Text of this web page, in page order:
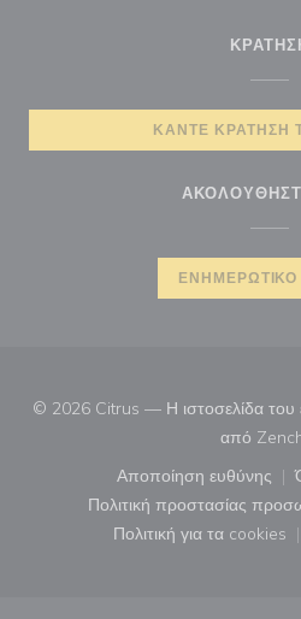
ΚΆΝΤΕ ΚΡΆΤΗΣΗ
ΕΝΗΜΕΡΩΤΙΚΌ
© 2026 Citrus — Η ιστοσελίδα του
από
Αποποίηση ευθύνης
((ανοίγει
Πολιτική προστασίας
Πολιτική για τα cookies
((ανοίγει